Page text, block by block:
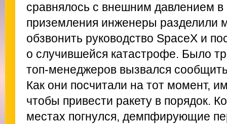
сравнялось с внешним давлением
приземления инженеры разделили
обзвонить руководство SpaceX и
о случившейся катастрофе. Было
топ-менеджеров вызвался
Как они посчитали на тот момент,
чтобы привести ракету в порядок.
местах погнулся, демпфирующие